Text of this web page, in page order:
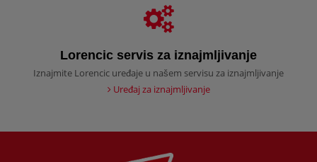
Lorencic servis za iznajmljivanje
Iznajmite Lorencic uređaje u našem servisu za iznajmljivanje
Uređaj za iznajmljivanje